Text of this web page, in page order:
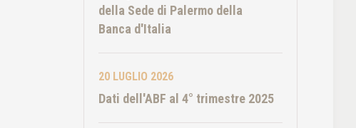
della Sede di Palermo della
Banca d'Italia
20 LUGLIO 2026
Dati dell'ABF al 4° trimestre 2025